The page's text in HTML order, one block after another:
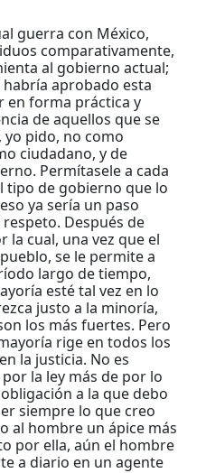
guerra con México,
comparativamente,
al gobierno actual;
aprobado esta
en forma práctica y
de aquellos que se
yo pido, no como
ciudadano, y de
Permítasele a cada
tipo de gobierno que lo
ya sería un paso
Después de
la cual, una vez que el
se le permite a
largo de tiempo,
esté tal vez en lo
justo a la minoría,
los más fuertes. Pero
rige en todos los
la justicia. No es
la ley más de por lo
a la que debo
siempre lo que creo
al hombre un ápice más
por ella, aún el hombre
a diario en un agente